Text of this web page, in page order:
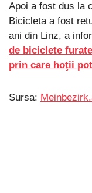
Apoi a fost dus la
Bicicleta a fost
ani din Linz, a
de biciclete
prin care hoţii
Sursa: